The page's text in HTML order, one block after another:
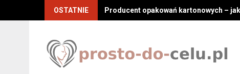
OSTATNIE Producent opakowań kartonowych –